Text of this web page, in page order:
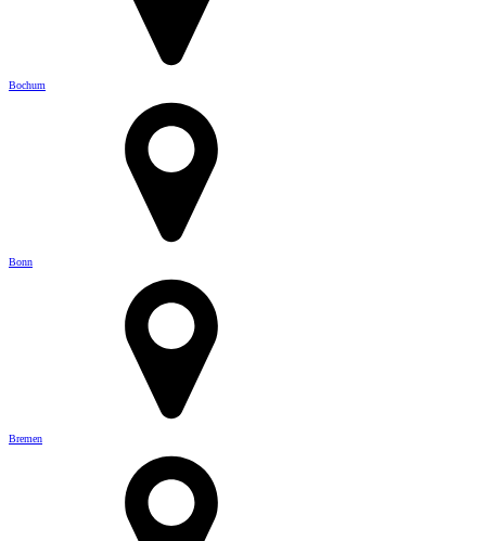
Bochum
Bonn
Bremen